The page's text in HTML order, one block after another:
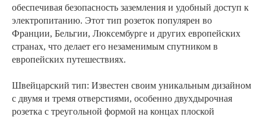
обеспечивая безопасность заземления и удобный доступ к
электропитанию. Этот тип розеток популярен во
Франции, Бельгии, Люксембурге и других европейских
странах, что делает его незаменимым спутником в
европейских путешествиях.
Швейцарский тип: Известен своим уникальным дизайном
с двумя и тремя отверстиями, особенно двухдырочная
розетка с треугольной формой на концах плоской